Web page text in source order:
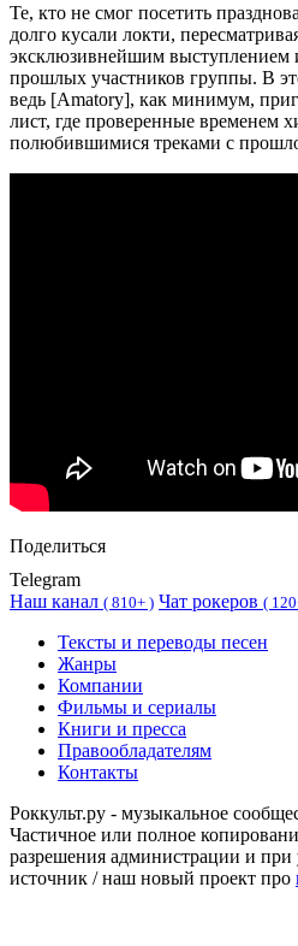
Те, кто не смог посетить
долго кусали локти,
эксклюзивнейшим выступлением
прошлых участников группы. В
ведь [Amatory], как минимум,
лист, где проверенные временем
полюбившимися треками с
Поделиться
Telegram
Наш канал ( 810+ ) Чат рокеров (
Тексты и переводы песен
Жанры
Компании
Фильмы и сериалы
Книги и пресса
Правообладателям
Контакты
Роккульт.ру - музыкальное
Частичное или полное
разрешения администрации и при
источник / наш новый проект про